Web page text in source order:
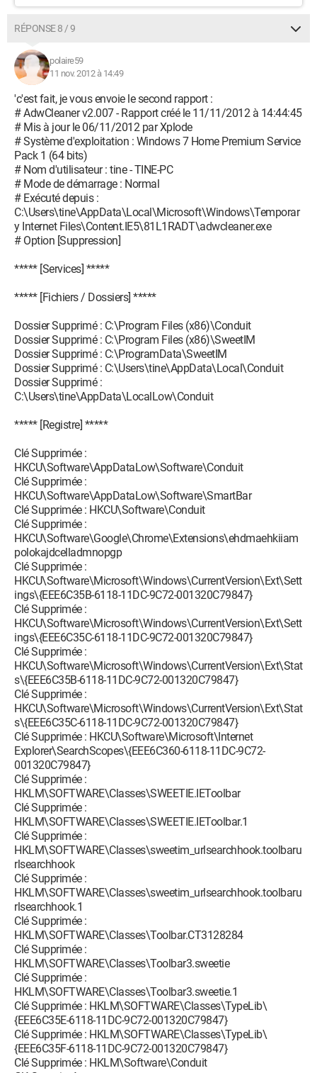
RÉPONSE 8 / 9
polaire59
11 nov. 2012 à 14:49
'c'est fait, je vous envoie le second rapport :
# AdwCleaner v2.007 - Rapport créé le 11/11/2012 à 14:44:45
# Mis à jour le 06/11/2012 par Xplode
# Système d'exploitation : Windows 7 Home Premium Service
Pack 1 (64 bits)
# Nom d'utilisateur : tine - TINE-PC
# Mode de démarrage : Normal
# Exécuté depuis :
C:\Users\tine\AppData\Local\Microsoft\Windows\Temporar
y Internet Files\Content.IE5\81L1RADT\adwcleaner.exe
# Option [Suppression]
***** [Services] *****
***** [Fichiers / Dossiers] *****
Dossier Supprimé : C:\Program Files (x86)\Conduit
Dossier Supprimé : C:\Program Files (x86)\SweetIM
Dossier Supprimé : C:\ProgramData\SweetIM
Dossier Supprimé : C:\Users\tine\AppData\Local\Conduit
Dossier Supprimé :
C:\Users\tine\AppData\LocalLow\Conduit
***** [Registre] *****
Clé Supprimée :
HKCU\Software\AppDataLow\Software\Conduit
Clé Supprimée :
HKCU\Software\AppDataLow\Software\SmartBar
Clé Supprimée : HKCU\Software\Conduit
Clé Supprimée :
HKCU\Software\Google\Chrome\Extensions\ehdmaehkiiam
polokajdcelladmnopgp
Clé Supprimée :
HKCU\Software\Microsoft\Windows\CurrentVersion\Ext\Sett
ings\{EEE6C35B-6118-11DC-9C72-001320C79847}
Clé Supprimée :
HKCU\Software\Microsoft\Windows\CurrentVersion\Ext\Sett
ings\{EEE6C35C-6118-11DC-9C72-001320C79847}
Clé Supprimée :
HKCU\Software\Microsoft\Windows\CurrentVersion\Ext\Stat
s\{EEE6C35B-6118-11DC-9C72-001320C79847}
Clé Supprimée :
HKCU\Software\Microsoft\Windows\CurrentVersion\Ext\Stat
s\{EEE6C35C-6118-11DC-9C72-001320C79847}
Clé Supprimée : HKCU\Software\Microsoft\Internet
Explorer\SearchScopes\{EEE6C360-6118-11DC-9C72-
001320C79847}
Clé Supprimée :
HKLM\SOFTWARE\Classes\SWEETIE.IEToolbar
Clé Supprimée :
HKLM\SOFTWARE\Classes\SWEETIE.IEToolbar.1
Clé Supprimée :
HKLM\SOFTWARE\Classes\sweetim_urlsearchhook.toolbaru
rlsearchhook
Clé Supprimée :
HKLM\SOFTWARE\Classes\sweetim_urlsearchhook.toolbaru
rlsearchhook.1
Clé Supprimée :
HKLM\SOFTWARE\Classes\Toolbar.CT3128284
Clé Supprimée :
HKLM\SOFTWARE\Classes\Toolbar3.sweetie
Clé Supprimée :
HKLM\SOFTWARE\Classes\Toolbar3.sweetie.1
Clé Supprimée : HKLM\SOFTWARE\Classes\TypeLib\
{EEE6C35E-6118-11DC-9C72-001320C79847}
Clé Supprimée : HKLM\SOFTWARE\Classes\TypeLib\
{EEE6C35F-6118-11DC-9C72-001320C79847}
Clé Supprimée : HKLM\Software\Conduit